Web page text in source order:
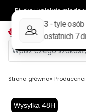
Strona główna Producenci
Wysyłka 48H